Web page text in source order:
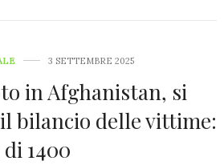
3 SETTEMBRE 2025
in Afghanistan, si
bilancio delle vittime:
1400